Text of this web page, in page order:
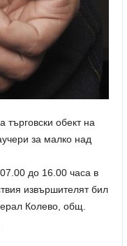
обект на
за малко над
до 16.00 часа в
извършителят бил
Колево, общ.